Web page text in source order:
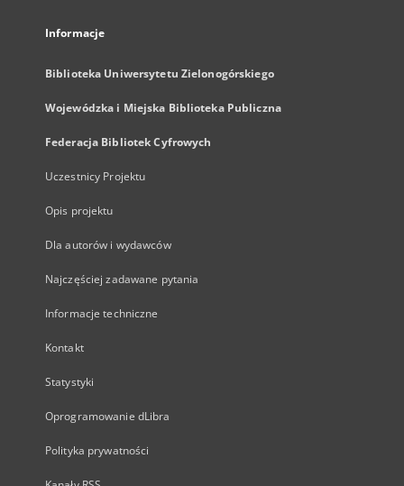
Informacje
Biblioteka Uniwersytetu Zielonogórskiego
Wojewódzka i Miejska Biblioteka Publiczna
Federacja Bibliotek Cyfrowych
Uczestnicy Projektu
Opis projektu
Dla autorów i wydawców
Najczęściej zadawane pytania
Informacje techniczne
Kontakt
Statystyki
Oprogramowanie dLibra
Polityka prywatności